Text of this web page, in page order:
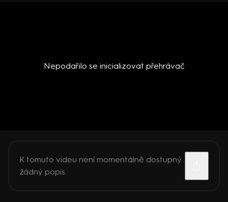
Nepodařilo se inicializovat přehrávač
K tomuto videu není momentálně dostupný
žádný popis.